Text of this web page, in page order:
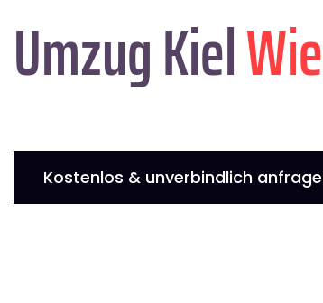
Umzug Kiel
Kostenlos & unverbindlich